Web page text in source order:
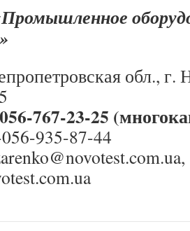
обл., г.
767-23-25
935-87-44